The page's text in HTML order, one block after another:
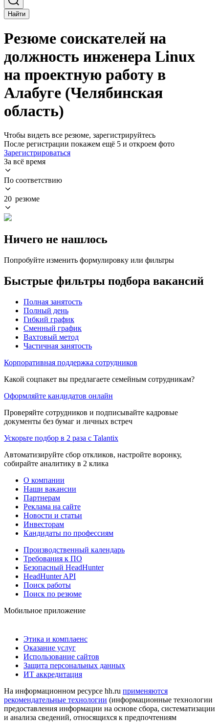
Найти
Резюме соискателей на
должность инженера Linux
на проектную работу в
Алабуге (Челябинская
область)
Чтобы видеть все резюме, зарегистрируйтесь
После регистрации покажем ещё 5 и откроем фото
Зарегистрироваться
За всё время
По соответствию
20 резюме
Ничего не нашлось
Попробуйте изменить формулировку или фильтры
Быстрые фильтры подбора вакансий
Полная занятость
Полный день
Гибкий график
Сменный график
Вахтовый метод
Частичная занятость
Корпоративная поддержка сотрудников
Какой соцпакет вы предлагаете семейным сотрудникам?
Оформляйте кандидатов онлайн
Проверяйте сотрудников и подписывайте кадровые
документы без бумаг и личных встреч
Ускорьте подбор в 2 раза с Talantix
Автоматизируйте сбор откликов, настройте воронку,
собирайте аналитику в 2 клика
О компании
Наши вакансии
Партнерам
Реклама на сайте
Новости и статьи
Инвесторам
Кандидаты по профессиям
Производственный календарь
Требования к ПО
Безопасный HeadHunter
HeadHunter API
Поиск работы
Поиск по резюме
Мобильное приложение
Этика и комплаенс
Оказание услуг
Использование сайтов
Защита персональных данных
ИТ аккредитация
На информационном ресурсе hh.ru применяются
рекомендательные технологии (информационные технологии
предоставления информации на основе сбора, систематизации
и анализа сведений, относящихся к предпочтениям